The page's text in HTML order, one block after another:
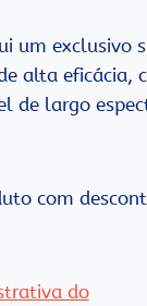
um exclusivo
alta eficácia,
de largo
com